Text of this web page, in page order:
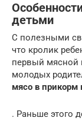
детьми
С полезными
что кролик
первый мясной
молодых
мясо в прикорм
. Раньше этого